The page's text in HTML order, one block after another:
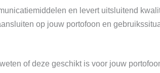
en levert uitsluitend
op jouw portofoon en
of deze geschikt is voor jouw